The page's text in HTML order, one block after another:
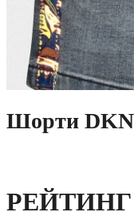
Шорти